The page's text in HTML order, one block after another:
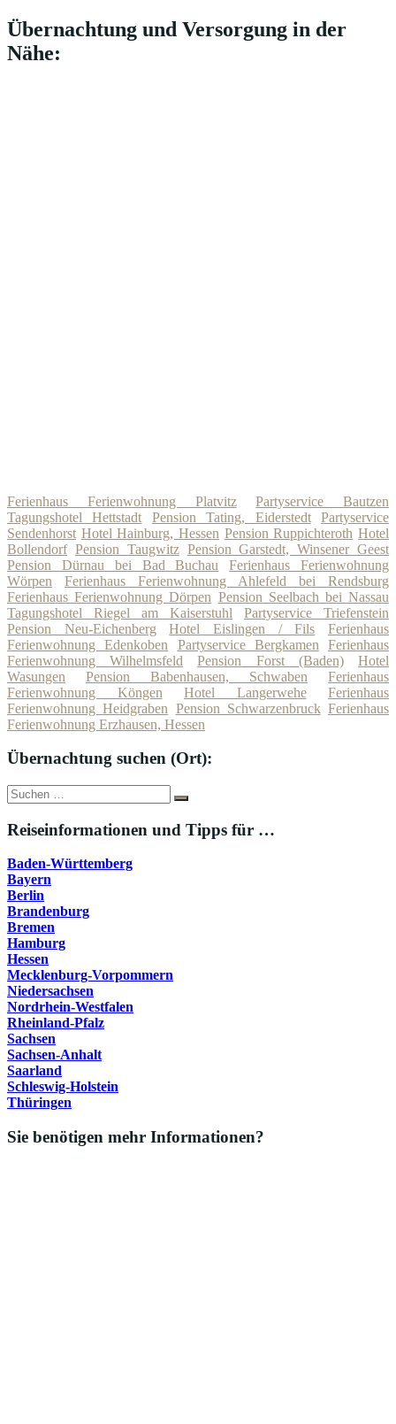
Übernachtung und Versorgung in der
Nähe:
Ferienhaus Ferienwohnung Platvitz
Partyservice Bautzen
Tagungshotel Hettstadt
Pension Tating, Eiderstedt
Partyservice
Sendenhorst Hotel Hainburg, Hessen Pension Ruppichteroth Hotel
Bollendorf Pension Taugwitz Pension Garstedt, Winsener Geest
Pension Dürnau bei Bad Buchau
Ferienhaus Ferienwohnung
Wörpen
Ferienhaus Ferienwohnung Ahlefeld bei Rendsburg
Ferienhaus Ferienwohnung Dörpen Pension Seelbach bei Nassau
Tagungshotel Riegel am Kaiserstuhl
Partyservice Triefenstein
Pension Neu-Eichenberg
Hotel Eislingen / Fils
Ferienhaus
Ferienwohnung Edenkoben
Partyservice Bergkamen
Ferienhaus
Ferienwohnung Wilhelmsfeld
Pension Forst (Baden)
Hotel
Wasungen
Pension Babenhausen, Schwaben
Ferienhaus
Ferienwohnung Köngen
Hotel Langerwehe
Ferienhaus
Ferienwohnung Heidgraben Pension Schwarzenbruck Ferienhaus
Ferienwohnung Erzhausen, Hessen
Übernachtung suchen (Ort):
Suche
nach:
Suchen
Reiseinformationen und Tipps für …
Baden-Württemberg
Bayern
Berlin
Brandenburg
Bremen
Hamburg
Hessen
Mecklenburg-Vorpommern
Niedersachsen
Nordrhein-Westfalen
Rheinland-Pfalz
Sachsen
Sachsen-Anhalt
Saarland
Schleswig-Holstein
Thüringen
Sie benötigen mehr Informationen?